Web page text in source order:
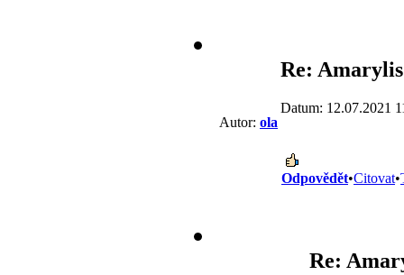
Autor: ola
Re:
Datum: 12.07.2021
Odpovědět•Citovat•
Re: